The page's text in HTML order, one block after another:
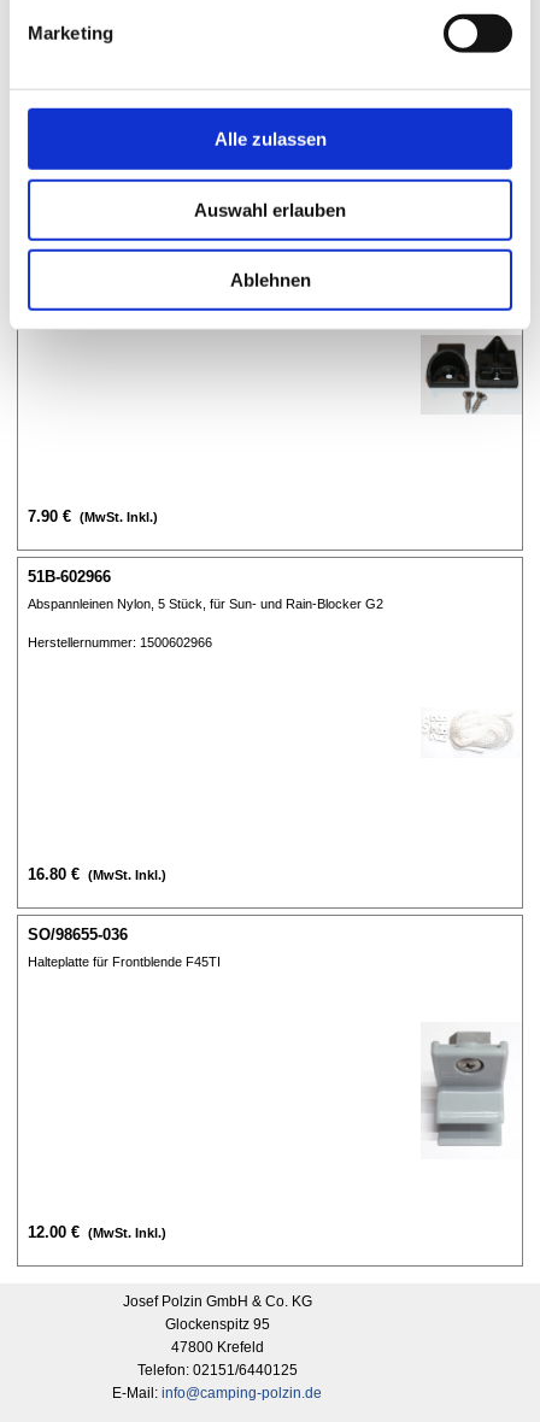
Marketing
Alle zulassen
Auswahl erlauben
Ablehnen
Befestigungssatz Spannstange TO 6002 / 6900
7.90 € (MwSt. Inkl.)
51B-602966
Abspannleinen Nylon, 5 Stück, für Sun- und Rain-Blocker G2
Herstellernummer: 1500602966
16.80 € (MwSt. Inkl.)
SO/98655-036
Halteplatte für Frontblende F45TI
12.00 € (MwSt. Inkl.)
Josef Polzin GmbH & Co. KG
Glockenspitz 95
47800 Krefeld
Telefon: 02151/6440125
E-Mail: info@camping-polzin.de